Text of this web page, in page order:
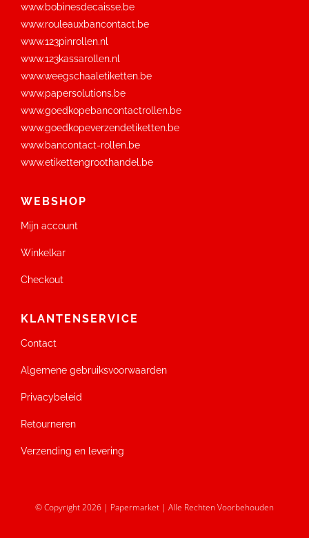
www.bobinesdecaisse.be
www.rouleauxbancontact.be
www.123pinrollen.nl
www.123kassarollen.nl
www.weegschaaletiketten.be
www.papersolutions.be
www.goedkopebancontactrollen.be
www.goedkopeverzendetiketten.be
www.bancontact-rollen.be
www.etikettengroothandel.be
WEBSHOP
Mijn account
Winkelkar
Checkout
KLANTENSERVICE
Contact
Algemene gebruiksvoorwaarden
Privacybeleid
Retourneren
Verzending en levering
© Copyright 2026 | Papermarket | Alle Rechten Voorbehouden